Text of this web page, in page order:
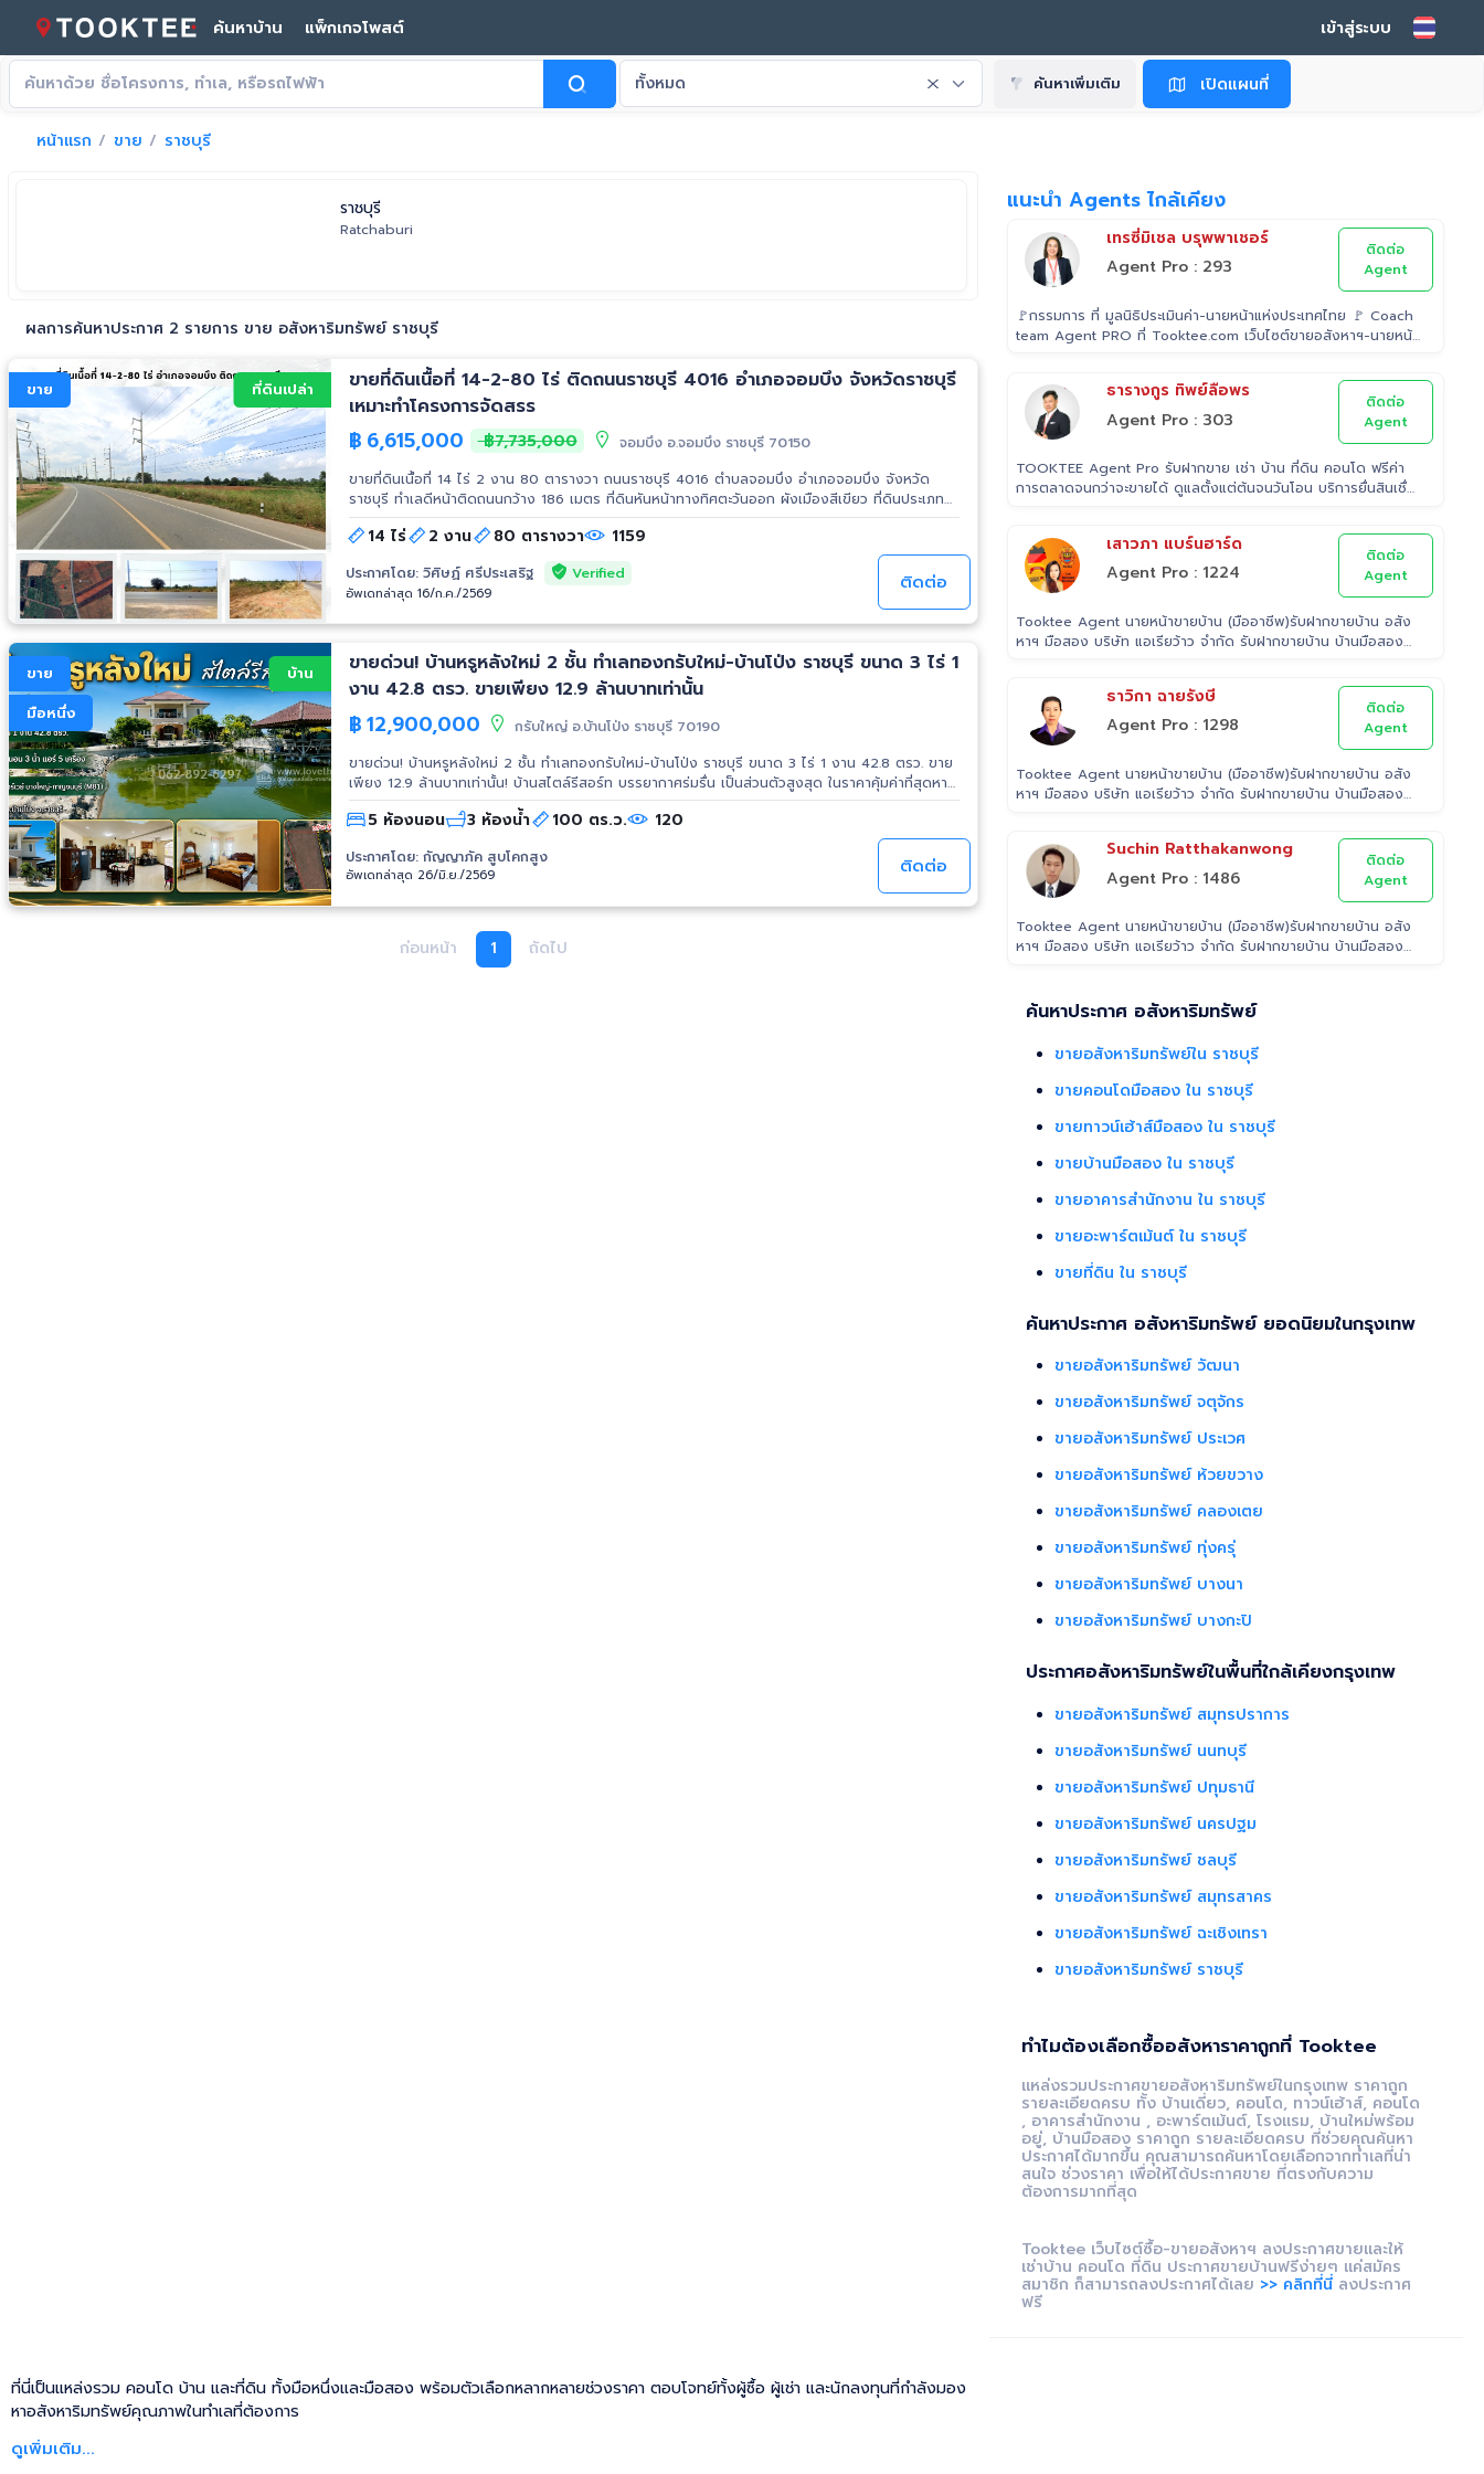
ค้นหาบ้าน แพ็กเกจโพสต์ เข้าสู่ระบบ
ทั้งหมด ค้นหาเพิ่มเติม เปิดแผนที่
หน้าแรก ขาย ราชบุรี
ราชบุรี
Ratchaburi
ผลการค้นหาประกาศ 2 รายการ ขาย อสังหาริมทรัพย์ ราชบุรี
ขาย ที่ดินเปล่า
ขายที่ดินเนื้อที่ 14-2-80 ไร่ ติดถนนราชบุรี 4016 อำเภอจอมบึง จังหวัดราชบุรี
เหมาะทำโครงการจัดสรร
฿ 6,615,000 ฿7,735,000
จอมบึง อ.จอมบึง ราชบุรี 70150
ขายที่ดินเนื้อที่ 14 ไร่ 2 งาน 80 ตารางวา ถนนราชบุรี 4016 ตำบลจอมบึง อำเภอจอมบึง จังหวัด
ราชบุรี ทำเลดีหน้าติดถนนกว้าง 186 เมตร ที่ดินหันหน้าทางทิศตะวันออก ผังเมืองสีเขียว ที่ดินประเภท
ชนบทและเกษตรกรรม เหมาะลงทุนและทำโครงการจัดสรร ใกล้สวนสัตว์เขาเปิดประทับช้าง ถ้ำเขาบิน วัด
มณีมงคล แกรนด์แคนยอน ราชบุรี ราคาขาย 6,615,000 บาท (450,000 บาท/ไร่) เบอร์โทร 081-
2702525 วิศิษฏ์ LINE ID : @ws.estate789 https://maps.app.goo.gl/kFYyDLBLkXGeuLBfA
#ขายที่ดินจอมบึง #ที่ดินราชบุรี #ที่ดินแปลงใหญ่ #ที่ดินติดถนน #ที่ดินเพื่อการลงทุน #ที่ดินจัดสรร
#ขายที่ดินราคาถูก #อสังหาริมทรัพย์ #ลงทุนอสังหา
14 ไร่ 2 งาน 80 ตารางวา 1159
ประกาศโดย:วิศิษฏ์ ศรีประเสริฐ Verified
อัพเดทล่าสุด 16/ก.ค./2569 ติดต่อ
ขาย
มือหนึ่ง
บ้าน
ขายด่วน! บ้านหรูหลังใหม่ 2 ชั้น ทำเลทองกรับใหม่-บ้านโป่ง ราชบุรี ขนาด 3 ไร่ 1
งาน 42.8 ตรว. ขายเพียง 12.9 ล้านบาทเท่านั้น
฿12,900,000
กรับใหญ่ อ.บ้านโป่ง ราชบุรี 70190
ขายด่วน! บ้านหรูหลังใหม่ 2 ชั้น ทำเลทองกรับใหม่-บ้านโป่ง ราชบุรี ขนาด 3 ไร่ 1 งาน 42.8 ตรว. ขาย
เพียง 12.9 ล้านบาทเท่านั้น! บ้านสไตล์รีสอร์ท บรรยากาศร่มรื่น เป็นส่วนตัวสูงสุด ในราคาคุ้มค่าที่สุดหา
ยากในทำเลนี้! ขาย รหัสสินทรัพย์: 690752 ราคา: THB 12,900,000 ขายด่วน! บ้านหรูหลังใหม่ 2 ชั้น
สไตล์รีสอร์ทส่วนตัว ทำเลทองกรับใหม่-บ้านโป่ง ราชบุรี ขนาด 3 ไร่ 1 งาน 42.8 ตรว. ขายเพียง 12.9
เพิ่มได้ที่ : https://shorturl.asia/40IcP พิกัด : https://maps.app.goo.gl/ptKm66fm6Z5rfyeZA
⏩จุดเด่นที่ไม่ควรพลาด: - พื้นที่กว้างขวาง: ขนาดใหญ่ถึง 3 ไร่ 1 งาน 42.8 ตารางวา สเปซเปิดโล่ง
ร่มรื่น อากาศเย็นสบายตลอดวัน - ฮวงจุ้ยดี บรรยากาศรีสอร์ท: สวนพักผ่อนพร้อมศาลาน้ำพุกลางน้ำ
บ้านสภาพดีมาก ออกแบบลงตัว ลงทุนคุ้มค่าทั้งเพื่ออยู่อาศัยและการเติบโตของมูลค่าในอนาคต
⏩ฟังก์ชันภายในบ้าน: (หลังใหญ่ 2 ชั้น) - 5 ห้องนอน | 3 ห้องน้ำ - 1 ห้องรับแขกขนาดใหญ่ - 1 ห้องรับ
5 ห้องนอน 3 ห้องน้ำ 100 ตร.ว. 120
ประกาศโดย:กัญญาภัค สูบโคกสูง
อัพเดทล่าสุด 26/มิ.ย./2569 ติดต่อ
ก่อนหน้า 1 ถัดไป
แนะนำ Agents ไกล้เคียง
เทรซี่มิเชล บรุพพาเชอร์
Agent Pro : 293
ติดต่อ
Agent
🚩กรรมการ ที่ มูลนิธิประเมินค่า-นายหน้าแห่งประเทศไทย 🚩 Coach
team Agent PRO ที่ Tooktee.com เว็บไซต์ขายอสังหาฯ-นายหน้า
อสังหาริมทรัพย์ ที่ โรงเรียนธุรกิจอสังหาริมทรัพย์ไทย 🚩 Property
Consultant ที่ Tooktee ขาย-ซื้อ บ้านมือสอง อสังหาริมทรัพย์
กรุงเทพและปริมณฑล 🚩 อนุกรรม ที่สมาคมนายหน้า
และ ERA
ธารางกูร ทิพย์ลือพร
Agent Pro : 303
ติดต่อ
Agent
TOOKTEE Agent Pro รับฝากขาย เช่า บ้าน ที่ดิน คอนโด ฟรีค่า
การตลาดจนกว่าจะขายได้ ดูแลตั้งแต่ต้นจนวันโอน บริการยื่นสินเชื่อ
เสาวภา แบร์นฮาร์ด
Agent Pro : 1224
ติดต่อ
Agent
Tooktee Agent นายหน้าขายบ้าน (มืออาชีพ)รับฝากขายบ้าน อสัง
หาฯ มือสอง บริษัท แอเรียว้าว จำกัด รับฝากขายบ้าน บ้านมือสอง
ตลาด/โฆษณาผ่านสื่อต่างๆ/ เดินสินเชื่อ จนไปถึงขั้นตอนการโอนฯ
กรรมสิทธิ์ รับฝากขายเพื่อให้ลูกค้าขายบ้าน ขายที่ดิน และ
อสังหาริมทรัพย์ทุกประเภทได้ โดยทีมงานมืออาชีพ กว่า 2,000 ท่าน
พื้นที่กรุงเทพฯ ปริมณฑล โดยมีพันธมิตรธนาคารหลายแห่ง และทีม
นิติกรรมของกรมที่ดินทุกพื้นที่ ไร้กังวลเรื่องการโอนกรรมสิทธิ์
ธาวิกา ฉายรังษี
Agent Pro : 1298
ติดต่อ
Agent
Tooktee Agent นายหน้าขายบ้าน (มืออาชีพ)รับฝากขายบ้าน อสัง
หาฯ มือสอง บริษัท แอเรียว้าว จำกัด รับฝากขายบ้าน บ้านมือสอง
ตลาด/โฆษณาผ่านสื่อต่างๆ/ เดินสินเชื่อ จนไปถึงขั้นตอนการโอนฯ
กรรมสิทธิ์ รับฝากขายเพื่อให้ลูกค้าขายบ้าน ขายที่ดิน และ
อสังหาริมทรัพย์ทุกประเภทได้ โดยทีมงานมืออาชีพ กว่า 2,000 ท่าน
พื้นที่กรุงเทพฯ ปริมณฑล โดยมีพันธมิตรธนาคารหลายแห่ง และทีม
นิติกรรมของกรมที่ดินทุกพื้นที่ ไร้กังวลเรื่องการโอนกรรมสิทธิ์
Suchin Ratthakanwong
Agent Pro : 1486
ติดต่อ
Agent
Tooktee Agent นายหน้าขายบ้าน (มืออาชีพ)รับฝากขายบ้าน อสัง
หาฯ มือสอง บริษัท แอเรียว้าว จำกัด รับฝากขายบ้าน บ้านมือสอง
ตลาด/โฆษณาผ่านสื่อต่างๆ/ เดินสินเชื่อ จนไปถึงขั้นตอนการโอนฯ
อสังหาริมทรัพย์ทุกประเภทได้ โดยทีมงานมืออาชีพ กว่า 2,000 ท่าน
ที่มีประสบการณ์ด้านอสังหาริมทรัพย์ มากกว่า 25 ปี ครอบคลุมทั่ว
พื้นที่กรุงเทพฯ ปริมณฑล โดยมีพันธมิตรธนาคารหลายแห่ง และทีม
นิติกรรมของกรมที่ดินทุกพื้นที่ ไร้กังวลเรื่องการโอนกรรมสิทธิ์
ค้นหาประกาศ อสังหาริมทรัพย์
ขายอสังหาริมทรัพย์ใน ราชบุรี
ขายคอนโดมือสอง ใน ราชบุรี
ขายทาวน์เฮ้าส์มือสอง ใน ราชบุรี
ขายบ้านมือสอง ใน ราชบุรี
ขายอาคารสำนักงาน ใน ราชบุรี
ขายอะพาร์ตเม้นต์ ใน ราชบุรี
ขายที่ดิน ใน ราชบุรี
ค้นหาประกาศ อสังหาริมทรัพย์ ยอดนิยมในกรุงเทพ
ขายอสังหาริมทรัพย์ วัฒนา
ขายอสังหาริมทรัพย์ จตุจักร
ขายอสังหาริมทรัพย์ ประเวศ
ขายอสังหาริมทรัพย์ ห้วยขวาง
ขายอสังหาริมทรัพย์ คลองเตย
ขายอสังหาริมทรัพย์ ทุ่งครุ่
ขายอสังหาริมทรัพย์ บางนา
ขายอสังหาริมทรัพย์ บางกะปิ
ประกาศอสังหาริมทรัพย์ในพื้นที่ใกล้เคียงกรุงเทพ
ขายอสังหาริมทรัพย์ สมุทรปราการ
ขายอสังหาริมทรัพย์ นนทบุรี
ขายอสังหาริมทรัพย์ ปทุมธานี
ขายอสังหาริมทรัพย์ นครปฐม
ขายอสังหาริมทรัพย์ ชลบุรี
ขายอสังหาริมทรัพย์ สมุทรสาคร
ขายอสังหาริมทรัพย์ ฉะเชิงเทรา
ขายอสังหาริมทรัพย์ ราชบุรี
ทำไมต้องเลือกซื้ออสังหาราคาถูกที่ Tooktee
แหล่งรวมประกาศขายอสังหาริมทรัพย์ในกรุงเทพ ราคาถูก
รายละเอียดครบ ทั้ง บ้านเดี่ยว, คอนโด, ทาวน์เฮ้าส์, คอนโด
, อาคารสำนักงาน , อะพาร์ตเม้นต์, โรงแรม, บ้านใหม่พร้อม
อยู่, บ้านมือสอง ราคาถูก รายละเอียดครบ ที่ช่วยคุณค้นหา
ประกาศได้มากขึ้น คุณสามารถค้นหาโดยเลือกจากทำเลที่น่า
สนใจ ช่วงราคา เพื่อให้ได้ประกาศขาย ที่ตรงกับความ
ต้องการมากที่สุด
Tooktee เว็บไซต์ซื้อ-ขายอสังหาฯ ลงประกาศขายและให้
เช่าบ้าน คอนโด ที่ดิน ประกาศขายบ้านฟรีง่ายๆ แค่สมัคร
สมาชิก ก็สามารถลงประกาศได้เลย >> คลิกที่นี่ ลงประกาศ
ฟรี
ที่นี่เป็นแหล่งรวม คอนโด บ้าน และที่ดิน ทั้งมือหนึ่งและมือสอง พร้อมตัวเลือกหลากหลายช่วงราคา ตอบโจทย์ทั้งผู้ซื้อ ผู้เช่า และนักลงทุนที่กำลังมอง
หาอสังหาริมทรัพย์คุณภาพในทำเลที่ต้องการ
ดูเพิ่มเติม...